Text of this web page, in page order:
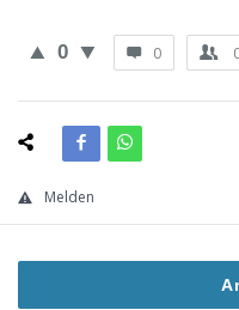
0 0
Melden